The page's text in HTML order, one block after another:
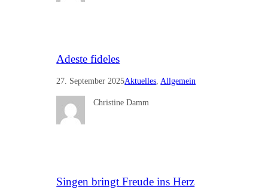
Adeste fideles
27. September 2025Aktuelles, Allgemein
Christine Damm
Singen bringt Freude ins Herz